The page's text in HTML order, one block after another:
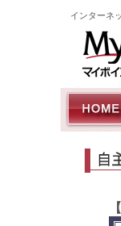
インターネ